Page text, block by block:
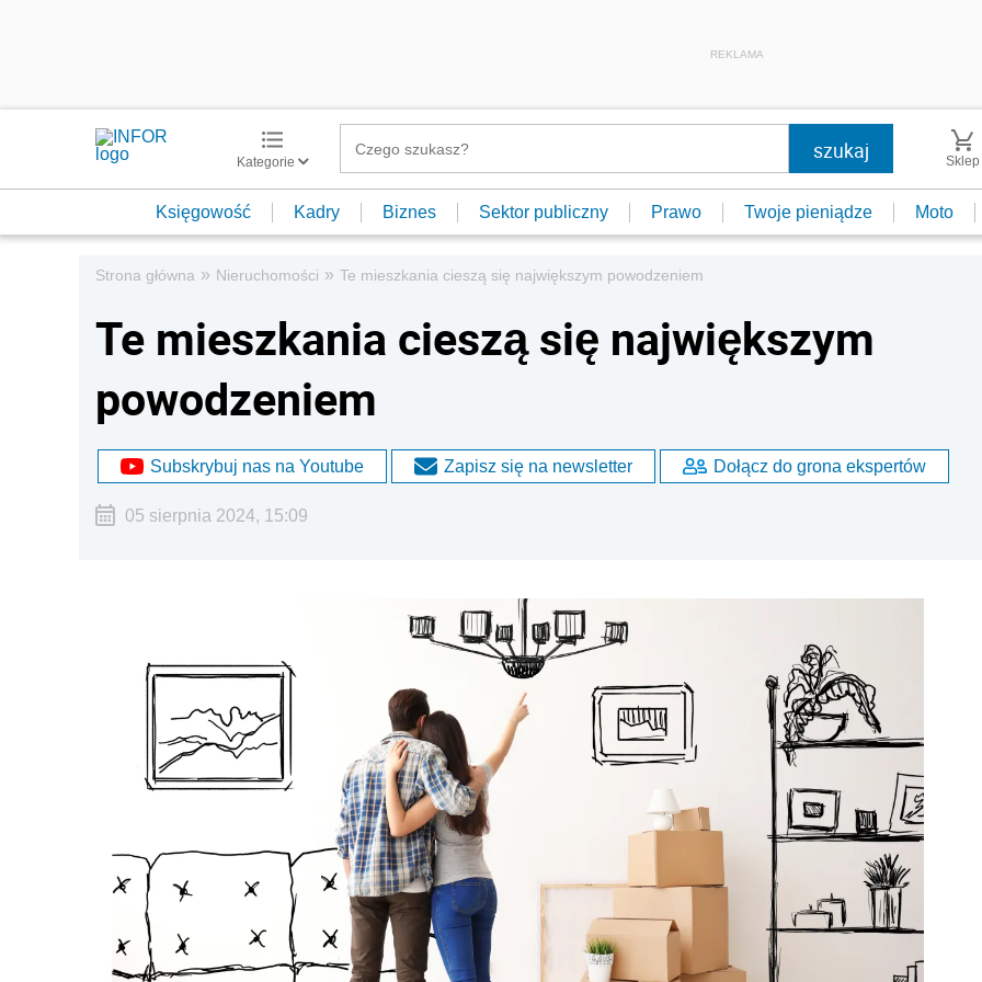
REKLAMA
Kategorie Sklep
Księgowość Kadry Biznes Sektor publiczny Prawo Twoje pieniądze Moto
Strona główna » Nieruchomości » Te mieszkania cieszą się największym powodzeniem
Te mieszkania cieszą się największym
powodzeniem
Subskrybuj nas na Youtube Zapisz się na newsletter Dołącz do grona ekspertów
05 sierpnia 2024, 15:09